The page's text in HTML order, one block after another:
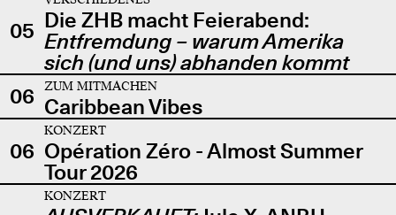
05 Die ZHB macht Feierabend:
Entfremdung – warum Amerika
sich (und uns) abhanden kommt
06
ZUM MITMACHEN
Caribbean Vibes
06
KONZERT
Opération Zéro - Almost Summer
Tour 2026
KONZERT